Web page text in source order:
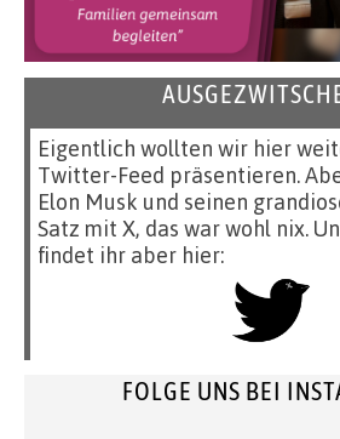
Eigentlich wollten wir hier
Twitter-Feed präsentieren.
Elon Musk und seinen
Satz mit X, das war wohl nix.
findet ihr aber hier:
FOLGE UNS BEI